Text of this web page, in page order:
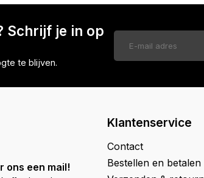
Schrijf je in op
te blijven.
ons een mail!
Klantenservice
Contact
Bestellen en betalen